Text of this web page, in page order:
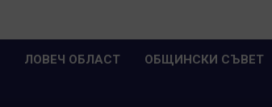
ЛОВЕЧ ОБЛАСТ ОБЩИНСКИ СЪВЕТ